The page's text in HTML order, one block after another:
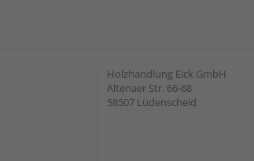
Holzhandlung Eick GmbH
Altenaer Str. 66-68
58507 Lüdenscheid